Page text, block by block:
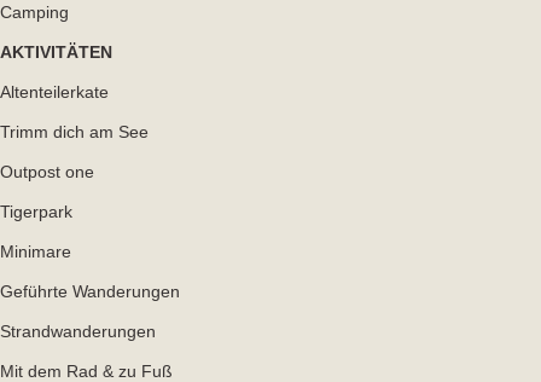
Camping
AKTIVITÄTEN
Altenteilerkate
Trimm dich am See
Outpost one
Tigerpark
Minimare
Geführte Wanderungen
Strandwanderungen
Mit dem Rad & zu Fuß